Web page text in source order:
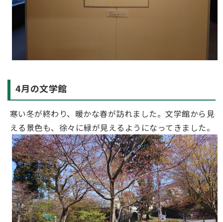
4月の文学館
寒い冬が終わり、暖かな春が訪れました。文学館から見
える景色も、徐々に緑が見えるようになってきました。